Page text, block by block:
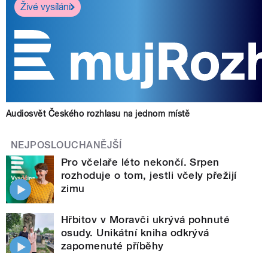
Živé vysílání
Audiosvět Českého rozhlasu na jednom místě
NEJPOSLOUCHANĚJŠÍ
Pro včelaře léto nekončí. Srpen
rozhoduje o tom, jestli včely přežijí
zimu
Hřbitov v Moravči ukrývá pohnuté
osudy. Unikátní kniha odkrývá
zapomenuté příběhy